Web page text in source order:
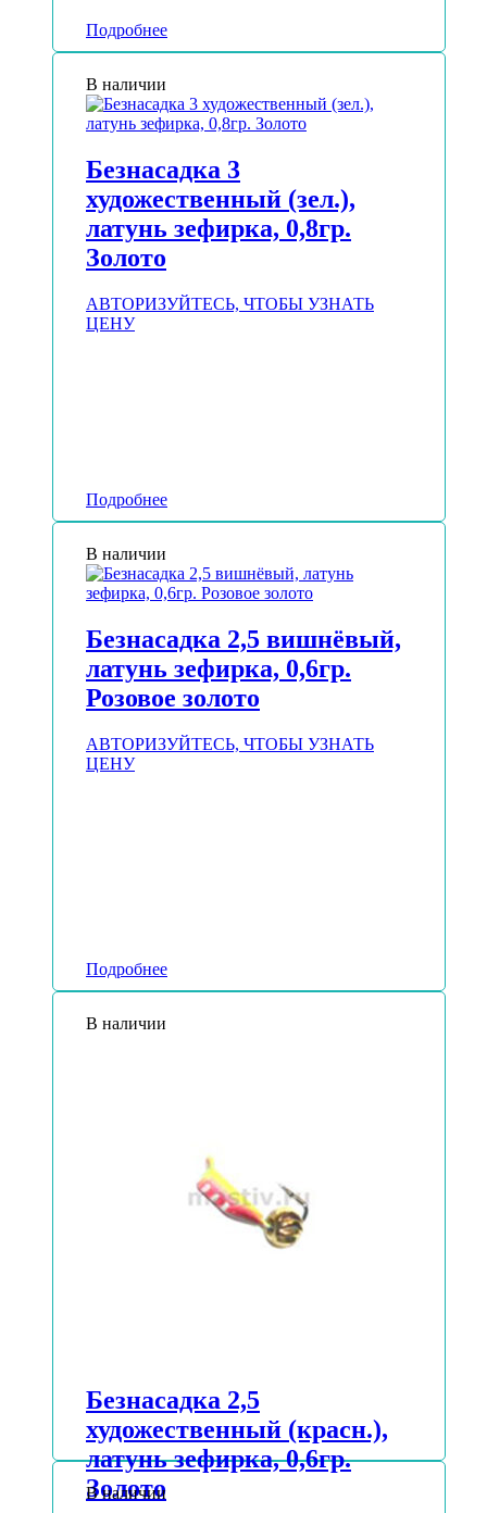
Подробнее
В наличии
Безнасадка 3
художественный (зел.),
латунь зефирка, 0,8гр.
Золото
АВТОРИЗУЙТЕСЬ, ЧТОБЫ УЗНАТЬ
ЦЕНУ
Подробнее
В наличии
Безнасадка 2,5 вишнёвый,
латунь зефирка, 0,6гр.
Розовое золото
АВТОРИЗУЙТЕСЬ, ЧТОБЫ УЗНАТЬ
ЦЕНУ
Подробнее
В наличии
Безнасадка 2,5
художественный (красн.),
латунь зефирка, 0,6гр.
Золото
В наличии